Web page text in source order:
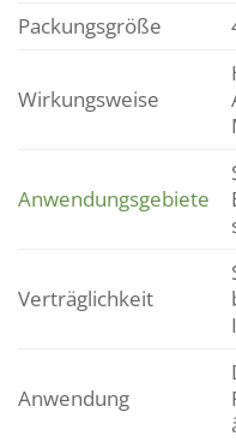
Packungsgröße
Wirkungsweise
Anwendungsgebiete
Verträglichkeit
Anwendung